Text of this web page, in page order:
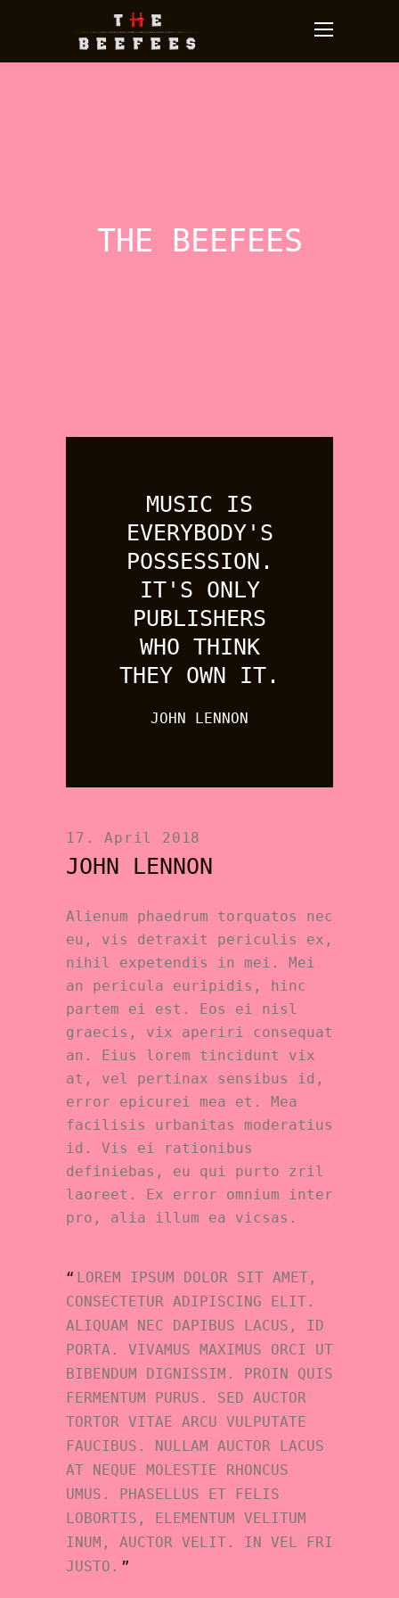
THE BEEFEES
MUSIC IS
EVERYBODY'S
POSSESSION.
IT'S ONLY
PUBLISHERS
WHO THINK
THEY OWN IT.
JOHN LENNON
17. April 2018
JOHN LENNON
Alienum phaedrum torquatos nec
eu, vis detraxit periculis ex,
nihil expetendis in mei. Mei
an pericula euripidis, hinc
partem ei est. Eos ei nisl
graecis, vix aperiri consequat
an. Eius lorem tincidunt vix
at, vel pertinax sensibus id,
error epicurei mea et. Mea
facilisis urbanitas moderatius
id. Vis ei rationibus
definiebas, eu qui purto zril
laoreet. Ex error omnium inter
pro, alia illum ea vicsas.
LOREM IPSUM DOLOR SIT AMET,
CONSECTETUR ADIPISCING ELIT.
ALIQUAM NEC DAPIBUS LACUS, ID
PORTA. VIVAMUS MAXIMUS ORCI UT
BIBENDUM DIGNISSIM. PROIN QUIS
FERMENTUM PURUS. SED AUCTOR
TORTOR VITAE ARCU VULPUTATE
FAUCIBUS. NULLAM AUCTOR LACUS
AT NEQUE MOLESTIE RHONCUS
UMUS. PHASELLUS ET FELIS
LOBORTIS, ELEMENTUM VELITUM
INUM, AUCTOR VELIT. IN VEL FRI
JUSTO.